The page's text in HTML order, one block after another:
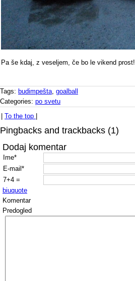
Pa še kdaj, z veseljem, če bo le vikend prost!
Tags: budimpešta, goalball
Categories: po svetu
To the top
Pingbacks and trackbacks (1)
Dodaj komentar
Ime*
E-mail*
7+4 =
biuquote
Komentar
Predogled